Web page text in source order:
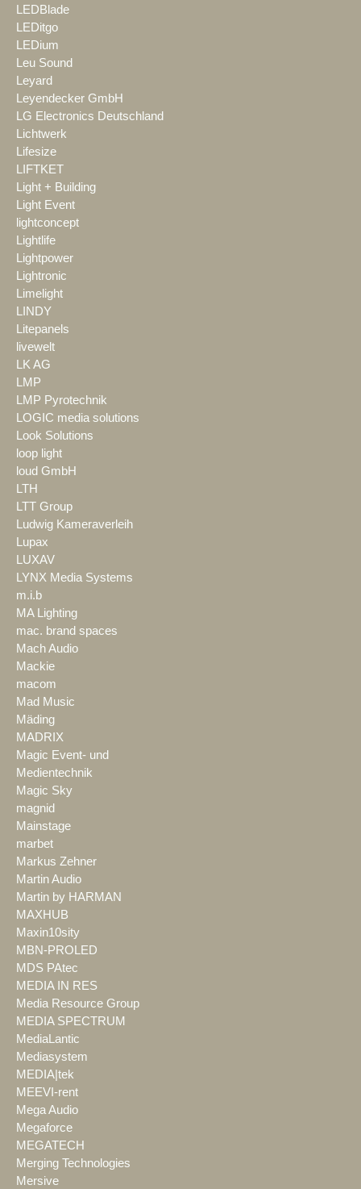
LEDBlade
LEDitgo
LEDium
Leu Sound
Leyard
Leyendecker GmbH
LG Electronics Deutschland
Lichtwerk
Lifesize
LIFTKET
Light + Building
Light Event
lightconcept
Lightlife
Lightpower
Lightronic
Limelight
LINDY
Litepanels
livewelt
LK AG
LMP
LMP Pyrotechnik
LOGIC media solutions
Look Solutions
loop light
loud GmbH
LTH
LTT Group
Ludwig Kameraverleih
Lupax
LUXAV
LYNX Media Systems
m.i.b
MA Lighting
mac. brand spaces
Mach Audio
Mackie
macom
Mad Music
Mäding
MADRIX
Magic Event- und
Medientechnik
Magic Sky
magnid
Mainstage
marbet
Markus Zehner
Martin Audio
Martin by HARMAN
MAXHUB
Maxin10sity
MBN-PROLED
MDS PAtec
MEDIA IN RES
Media Resource Group
MEDIA SPECTRUM
MediaLantic
Mediasystem
MEDIA|tek
MEEVI-rent
Mega Audio
Megaforce
MEGATECH
Merging Technologies
Mersive